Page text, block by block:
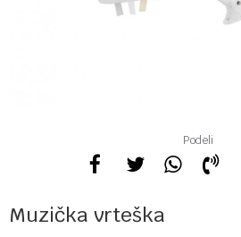
Podeli
Muzička vrteška